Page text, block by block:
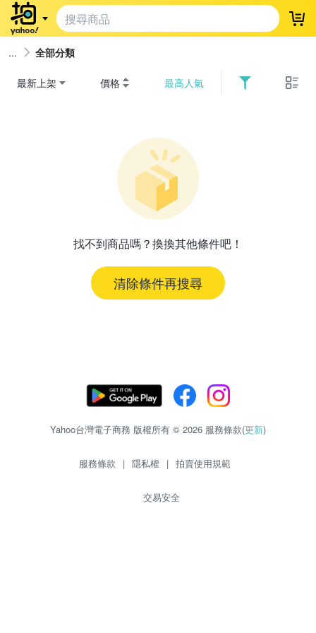
登
全部分類
最新上架 價格 最高人氣
找不到商品嗎？換換其他條件吧！
清除條件再搜尋
Yahoo台灣電子商務 版權所有 © 2026 服務條款(更新)
服務條款 | 隱私權 | 拍賣使用規範
交易安全